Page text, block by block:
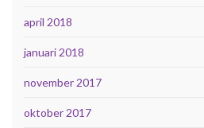
april 2018
januari 2018
november 2017
oktober 2017